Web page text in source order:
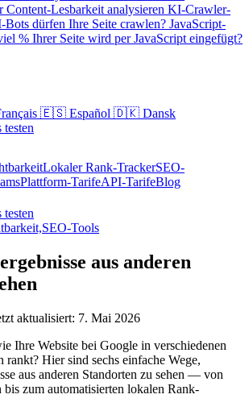
Content-Lesbarkeit analysieren KI-Crawler-
Bots dürfen Ihre Seite crawlen? JavaScript-
% Ihrer Seite wird per JavaScript eingefügt?
🇪🇸 Español 🇩🇰 Dansk
testen
Lokaler Rank-TrackerSEO-
Plattform-TarifeAPI-TarifeBlog
testen
SEO-Tools
aus anderen
aktualisiert: 7. Mai 2026
Ihre Website bei Google in verschiedenen
rankt? Hier sind sechs einfache Wege,
aus anderen Standorten zu sehen — von
bis zum automatisierten lokalen Rank-